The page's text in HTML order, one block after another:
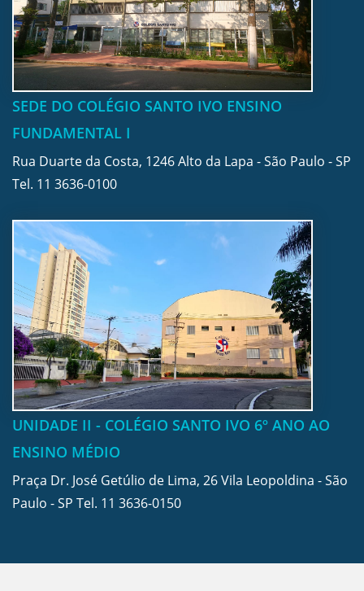
SEDE DO COLÉGIO SANTO IVO ENSINO
FUNDAMENTAL I
Rua Duarte da Costa, 1246 Alto da Lapa - São Paulo - SP
Tel. 11 3636-0100
UNIDADE II - COLÉGIO SANTO IVO 6º ANO AO
ENSINO MÉDIO
Praça Dr. José Getúlio de Lima, 26 Vila Leopoldina - São
Paulo - SP Tel. 11 3636-0150